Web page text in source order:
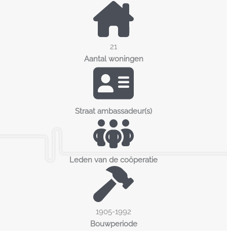
21
Aantal woningen
Straat ambassadeur(s)
Leden van de coöperatie
1905-1992
Bouwperiode